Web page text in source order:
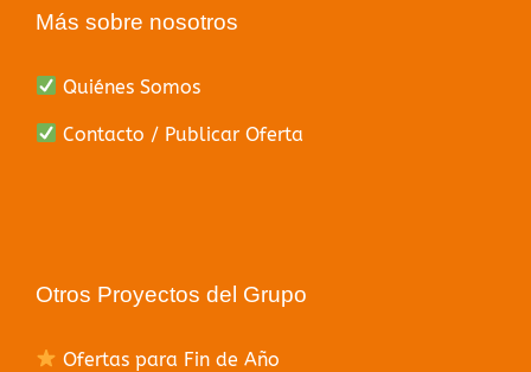
Más sobre nosotros
Quiénes Somos
Contacto / Publicar Oferta
Otros Proyectos del Grupo
Ofertas para Fin de Año